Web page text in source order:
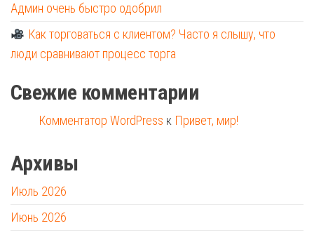
Админ очень быстро одобрил
Как торговаться с клиентом? Часто я слышу, что
люди сравнивают процесс торга
Свежие комментарии
Комментатор WordPress к Привет, мир!
Архивы
Июль 2026
Июнь 2026